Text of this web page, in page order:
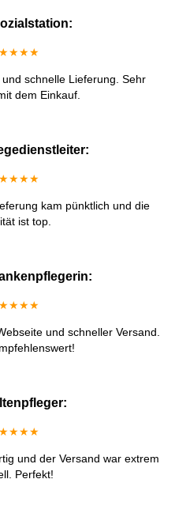
schnelle Lieferung. Sehr
dem Einkauf.
kam pünktlich und die
ist top.
und schneller Versand.
und der Versand war extrem
Perfekt!